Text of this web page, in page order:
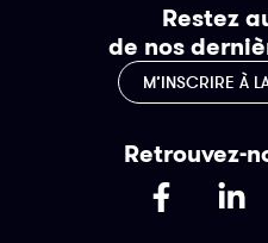
Restez
de nos
M’INSCRIRE À
Retrouvez-